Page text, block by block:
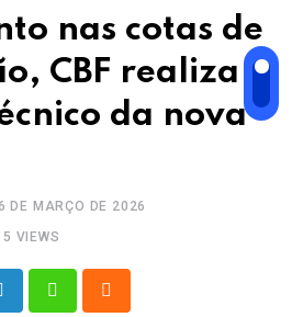
nas cotas de
CBF realiza
da nova
DE MARÇO DE 2026
VIEWS